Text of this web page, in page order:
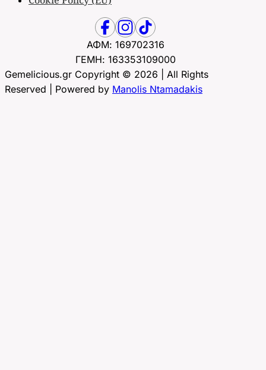
ΑΦΜ: 169702316
ΓΕΜΗ: 163353109000
Gemelicious.gr Copyright © 2026 | All Rights
Reserved | Powered by Manolis Ntamadakis